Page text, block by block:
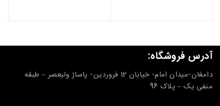
آدرس فروشگاه:
دامغان-میدان امام- خیابان 12 فروردین- پاساژ ولیعصر – طبقه
منفی یک – پلاک 96